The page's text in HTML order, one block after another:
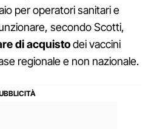
per operatori sanitari e
secondo Scotti,
di acquistodei vaccini
regionale e non nazionale.